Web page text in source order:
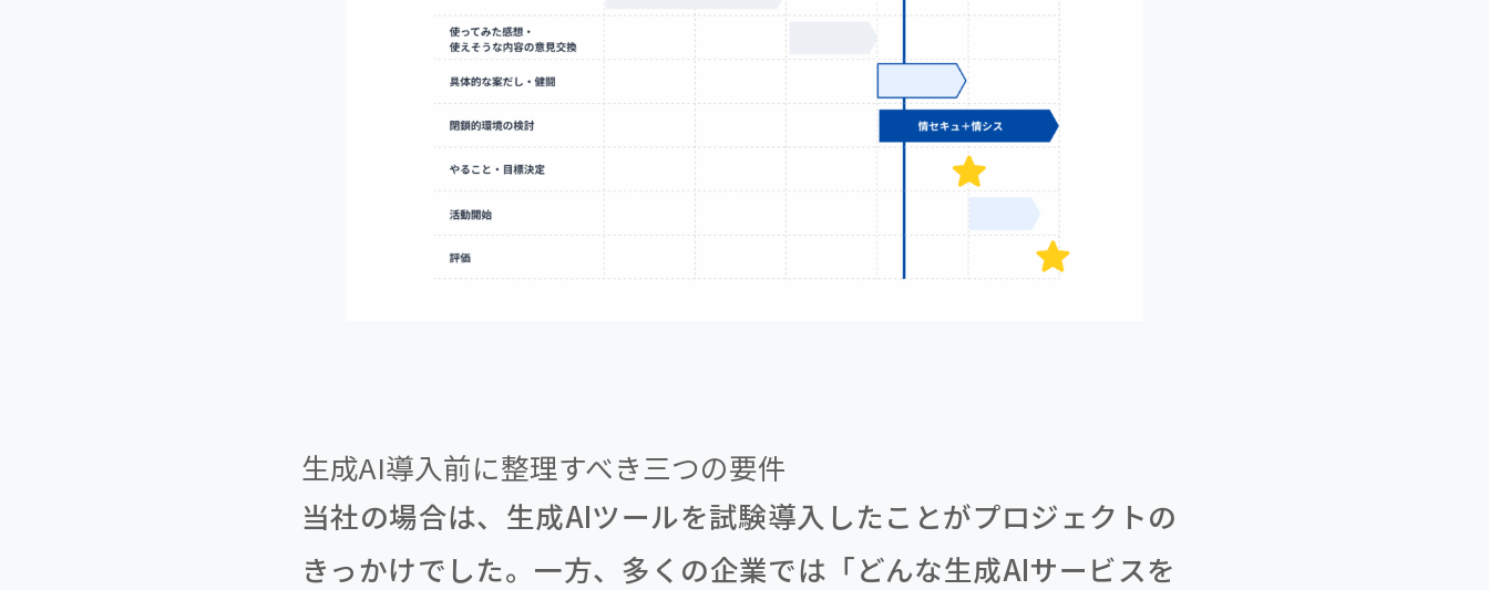
生成AI導入前に整理すべき三つの要件
当社の場合は、生成AIツールを試験導入したことがプロジェクトの
きっかけでした。一方、多くの企業では「どんな生成AIサービスを